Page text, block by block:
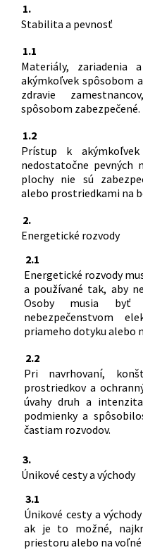
1.
Stabilita a pevnosť
1.1
Materiály, zariadenia
akýmkoľvek spôsobom
zdravie
spôsobom zabezpečené.
1.2
Prístup k
nedostatočne pevných
plochy nie sú
alebo prostriedkami na
2.
Energetické rozvody
2.1
Energetické rozvody
a používané tak, aby
Osoby musia byť
nebezpečenstvom
priameho dotyku alebo
2.2
Pri navrhovaní,
prostriedkov a
úvahy druh a
podmienky a
častiam rozvodov.
3.
Únikové cesty a východy
3.1
Únikové cesty a
ak je to možné,
priestoru alebo na